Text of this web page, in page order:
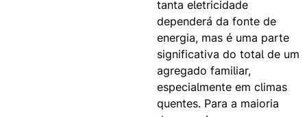
tanta eletricidade
dependerá da fonte de
energia, mas é uma parte
significativa do total de um
agregado familiar,
especialmente em climas
quentes. Para a maioria